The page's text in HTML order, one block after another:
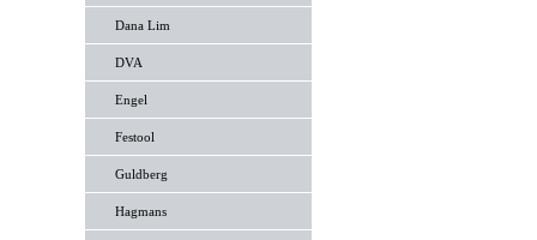
Dana Lim
DVA
Engel
Festool
Guldberg
Hagmans